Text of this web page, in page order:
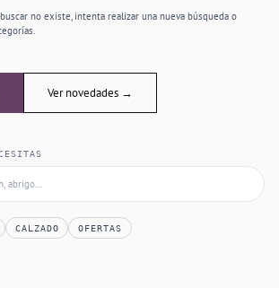
no existe, intenta realizar una nueva búsqueda o
Ver novedades →
CALZADO OFERTAS